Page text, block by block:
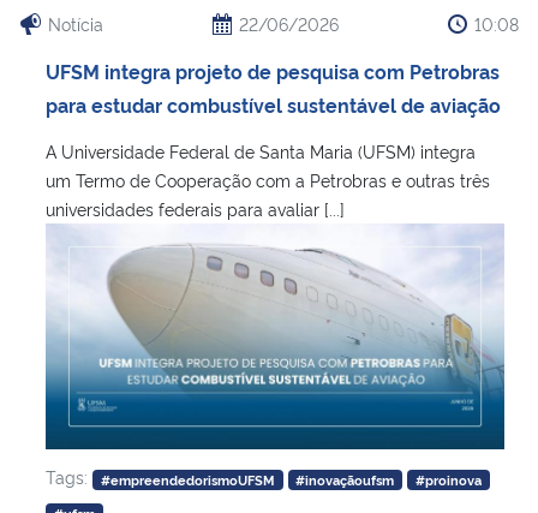
Notícia 22/06/2026 10:08
UFSM integra projeto de pesquisa com Petrobras
para estudar combustível sustentável de aviação
A Universidade Federal de Santa Maria (UFSM) integra
um Termo de Cooperação com a Petrobras e outras três
universidades federais para avaliar [...]
Tags: #empreendedorismoUFSM #inovaçãoufsm
#proinova